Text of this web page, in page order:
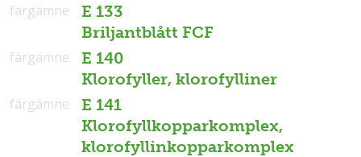
E 133
Briljantblått FCF
färgämne
E 140
Klorofyller, klorofylliner
färgämne
E 141
Klorofyllkopparkomplex,
klorofyllinkopparkomplex
färgämne